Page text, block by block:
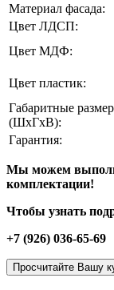
Материал фасада:
Цвет ЛДСП:
Цвет МДФ:
Цвет пластик:
Габаритные
(ШхГхВ):
Гарантия:
Мы можем
комплектации!
Чтобы узнать
+7 (926) 036-65-69
Просчитайте Вашу